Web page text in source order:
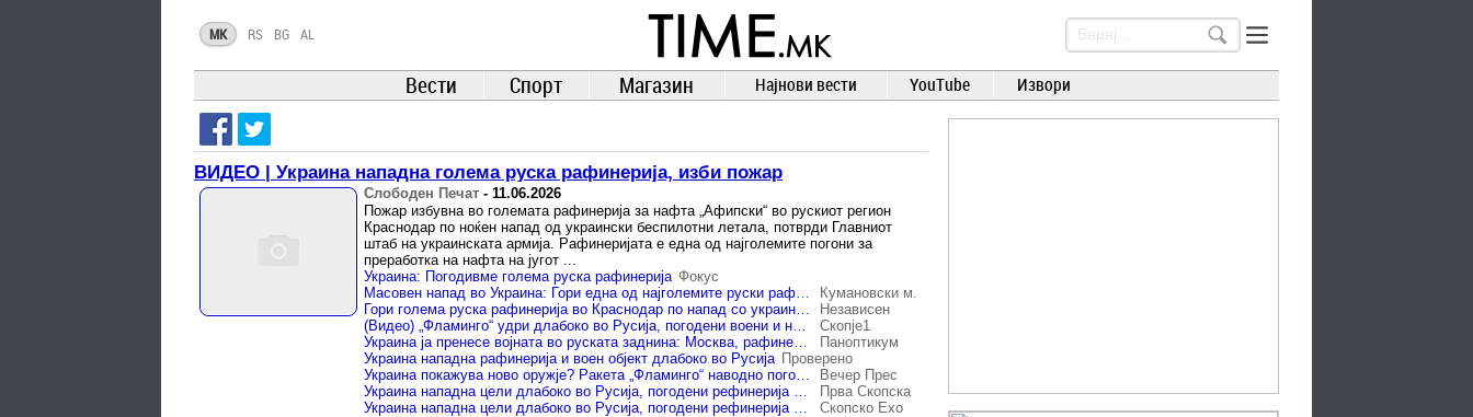
TIME.mk
ВЕСТИ
NEWS
MK RS BG AL
Вести Спорт Магазин Најнови вести YouTube Извори
ВИДЕО | Украина нападна голема руска рафинерија, изби пожар
Слободен Печат - 11.06.2026
Пожар избувна во големата рафинерија за нафта „Афипски“ во рускиот регион
Краснодар по ноќен напад од украински беспилотни летала, потврди Главниот
штаб на украинската армија. Рафинеријата е една од најголемите погони за
преработка на нафта на југот ...
Украина: Погодивме голема руска рафинерија Фокус
Масовен напад во Украина: Гори една од најголемите руски рафинерии, оштетени клучни мостови кон Крим (ВИДЕО)
Кумановски м.
Гори голема руска рафинерија во Краснодар по напад со украински дрон
Независен
(Видео) „Фламинго“ удри длабоко во Русија, погодени воени и нафтени цели
Скопје1
Украина ја пренесе војната во руската заднина: Москва, рафинерии и воени погони под притисок
Паноптикум
Украина нападна рафинерија и воен објект длабоко во Русија Проверено
Украина покажува ново оружје? Ракета „Фламинго“ наводно погодила воена цел во Русија/ВИДЕО
Вечер Прес
Украина нападна цели длабоко во Русија, погодени рефинерија и воен погон
Прва Скопска
Украина нападна цели длабоко во Русија, погодени рефинерија и воен погон
Скопско Ехо